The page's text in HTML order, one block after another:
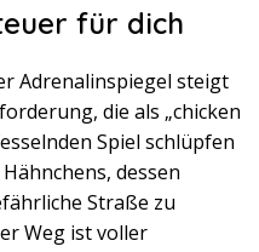
für dich
Adrenalinspiegel steigt
die als „chicken
Spiel schlüpfen
dessen
Straße zu
Weg ist voller